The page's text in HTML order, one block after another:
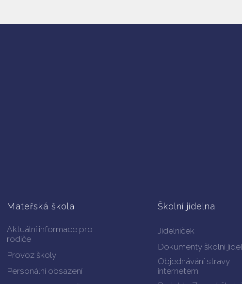
Mateřská škola
Aktuální informace pro
rodiče
Provoz školy
Personální obsazení
Školní jídelna
Jídelníček
Dokumenty školní
Objednávání stravy
internetem